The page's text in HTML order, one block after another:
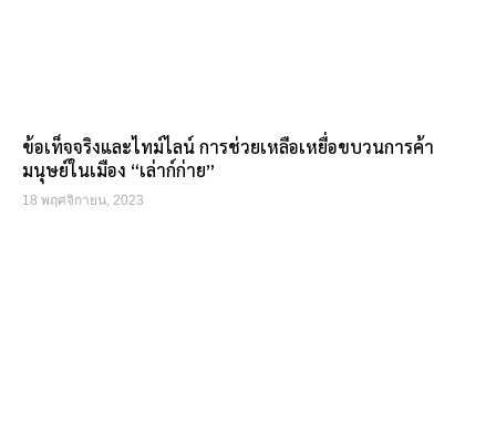
ข้อเท็จจริงและไทม์ไลน์ การช่วยเหลือเหยื่อขบวนการค้า
มนุษย์ในเมือง “เล่าก์ก่าย”
18 พฤศจิกายน, 2023